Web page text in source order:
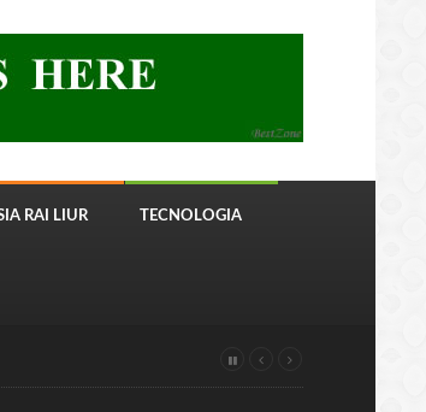
RAI LIUR TECNOLOGIA